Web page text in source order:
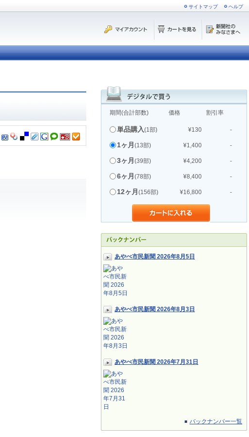
サイトマップ ヘルプ
期間(合計部数) 価格 割引率
単品購入(1部) ¥130 -
1ヶ月 (13部) ¥1,400 -
3ヶ月 (39部) ¥4,200 -
6ヶ月 (78部) ¥8,400 -
12ヶ月 (156部) ¥16,800 -
あやべ市民新聞 2026年8月5日
あやべ市民新聞 2026年8月3日
あやべ市民新聞 2026年7月31日
バックナンバー一覧